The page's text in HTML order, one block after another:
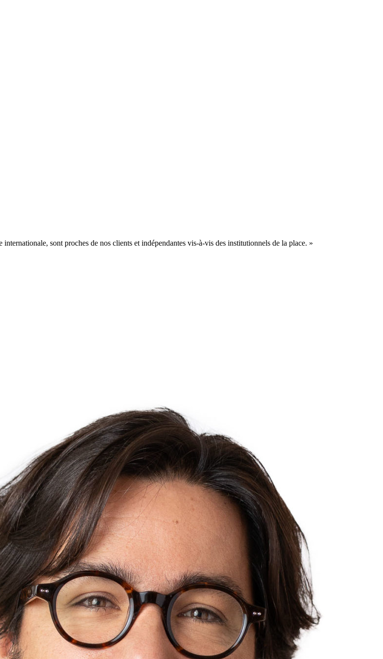
sont proches de nos clients et indépendantes vis-à-vis des institutionnels de la place. »